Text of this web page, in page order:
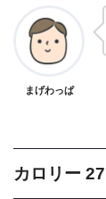
まげわっぱ
カロリー